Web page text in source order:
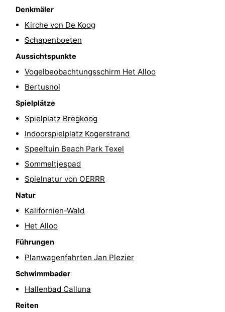
Eibernest
Park
Texel
Buytenveldt
Krim
EuroParcs
Texel
Kustpark
Texel
Sluftervallei
Strandhuys
Villapark
Residentie
Texel
Villapark
Vogelmient
Hotels
Zimmer
(mit
Lastminutes
Sehen
Denkmäler
Kirche von De Koog
Schapenboeten
Aussichtspunkte
Vogelbeobachtungsschirm Het Alloo
Bertusnol
Spielplätze
Spielplatz Bregkoog
Indoorspielplatz Kogerstrand
Speeltuin Beach Park Texel
Sommeltjespad
Spielnatur von OERRR
Natur
Kalifornien-Wald
Het Alloo
Führungen
Planwagenfahrten Jan Plezier
Schwimmbader
Hallenbad Calluna
Reiten